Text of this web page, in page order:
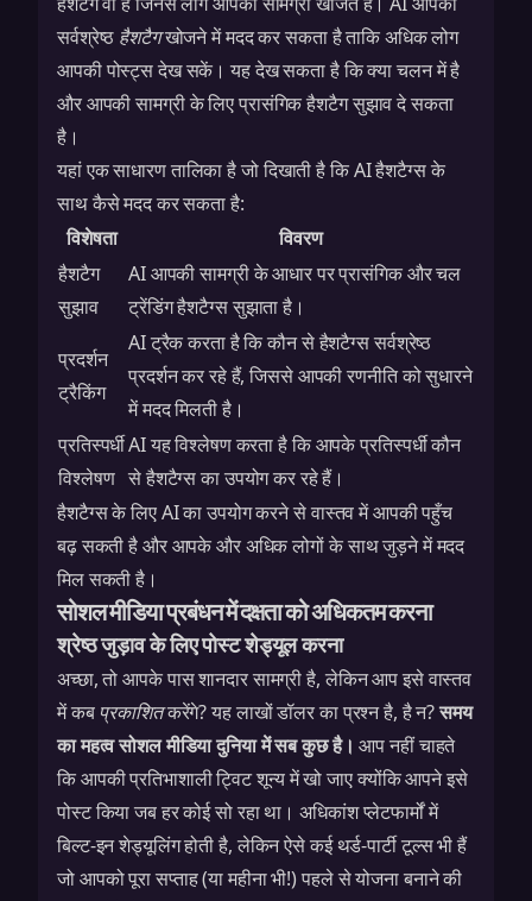
सर्वश्रेष्ठ हैशटैगखोजने में मदद कर सकता है ताकि अधिक लोग
आपकी पोस्ट्स देख सकें। यह देख सकता है कि क्या चलन में है
और आपकी सामग्री के लिए प्रासंगिक हैशटैग सुझाव दे सकता
है।
यहां एक साधारण तालिका है जो दिखाती है कि AI हैशटैग्स के
साथ कैसे मदद कर सकता है:
विशेषता
विवरण
हैशटैग
सुझाव
AI आपकी सामग्री के आधार पर प्रासंगिक और चल
ट्रेंडिंग हैशटैग्स सुझाता है।
प्रदर्शन
ट्रैकिंग
AI ट्रैक करता है कि कौन से हैशटैग्स सर्वश्रेष्ठ
प्रदर्शन कर रहे हैं, जिससे आपकी रणनीति को सुधारने
में मदद मिलती है।
प्रतिस्पर्धी
विश्लेषण
AI यह विश्लेषण करता है कि आपके प्रतिस्पर्धी कौन
से हैशटैग्स का उपयोग कर रहे हैं।
हैशटैग्स के लिए AI का उपयोग करने से वास्तव में आपकी पहुँच
बढ़ सकती है और आपके और अधिक लोगों के साथ जुड़ने में मदद
मिल सकती है।
सोशल मीडिया प्रबंधन में दक्षता को अधिकतम करना
श्रेष्ठ जुड़ाव के लिए पोस्ट शेड्यूल करना
अच्छा, तो आपके पास शानदार सामग्री है, लेकिन आप इसे वास्तव
में कब प्रकाशितकरेंगे? यह लाखों डॉलर का प्रश्न है, है न?समय
का महत्व सोशल मीडिया दुनिया में सब कुछ है। आप नहीं चाहते
कि आपकी प्रतिभाशाली ट्विट शून्य में खो जाए क्योंकि आपने इसे
पोस्ट किया जब हर कोई सो रहा था। अधिकांश प्लेटफार्मों में
बिल्ट-इन शेड्यूलिंग होती है, लेकिन ऐसे कई थर्ड-पार्टी टूल्स भी हैं
जो आपको पूरा सप्ताह (या महीना भी!) पहले से योजना बनाने की